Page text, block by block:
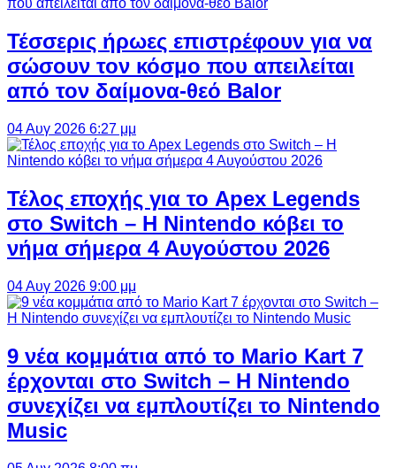
Τέσσερις ήρωες επιστρέφουν για να
σώσουν τον κόσμο που απειλείται
από τον δαίμονα-θεό Balor
04 Αυγ 2026 6:27 μμ
Τέλος εποχής για το Apex Legends
στο Switch – Η Nintendo κόβει το
νήμα σήμερα 4 Αυγούστου 2026
04 Αυγ 2026 9:00 μμ
9 νέα κομμάτια από το Mario Kart 7
έρχονται στο Switch – Η Nintendo
συνεχίζει να εμπλουτίζει το Nintendo
Music